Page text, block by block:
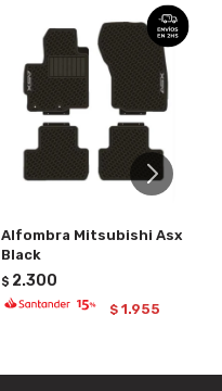
Alfombra Mitsubishi Asx
Black
$ 2.300
$ 1.955